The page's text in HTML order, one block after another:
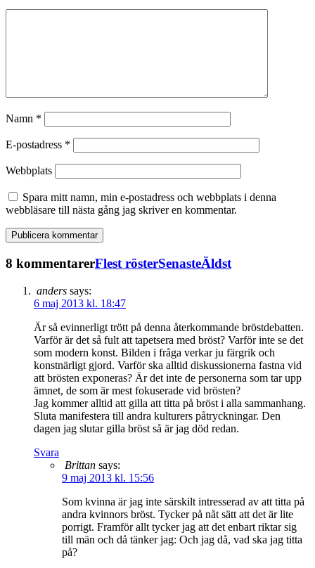
Namn *
E-postadress *
Webbplats
Spara mitt namn, min e-postadress och webbplats i denna
webbläsare till nästa gång jag skriver en kommentar.
8 kommentarerFlest rösterSenasteÄldst
anders says:
6 maj 2013 kl. 18:47
Är så evinnerligt trött på denna återkommande bröstdebatten.
Varför är det så fult att tapetsera med bröst? Varför inte se det
som modern konst. Bilden i fråga verkar ju färgrik och
konstnärligt gjord. Varför ska alltid diskussionerna fastna vid
att brösten exponeras? Är det inte de personerna som tar upp
ämnet, de som är mest fokuserade vid brösten?
Jag kommer alltid att gilla att titta på bröst i alla sammanhang.
Sluta manifestera till andra kulturers påtryckningar. Den
dagen jag slutar gilla bröst så är jag död redan.
Svara
Brittan says:
9 maj 2013 kl. 15:56
Som kvinna är jag inte särskilt intresserad av att titta på
andra kvinnors bröst. Tycker på nåt sätt att det är lite
porrigt. Framför allt tycker jag att det enbart riktar sig
till män och då tänker jag: Och jag då, vad ska jag titta
på?